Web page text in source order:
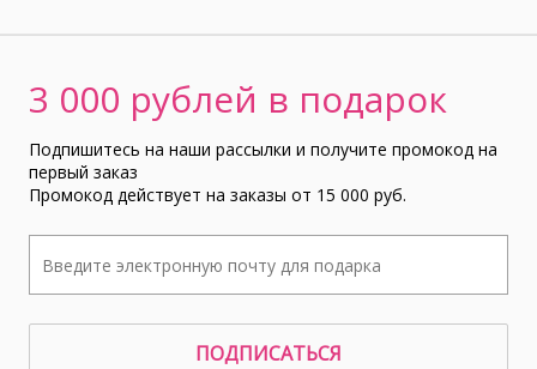
3 000 рублей в подарок
Подпишитесь на наши рассылки и получите промокод на
первый заказ
Промокод действует на заказы от 15 000 руб.
ПОДПИСАТЬСЯ